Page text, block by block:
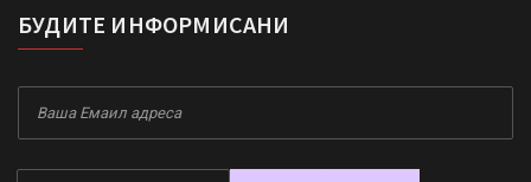
БУДИТЕ ИНФОРМИСАНИ